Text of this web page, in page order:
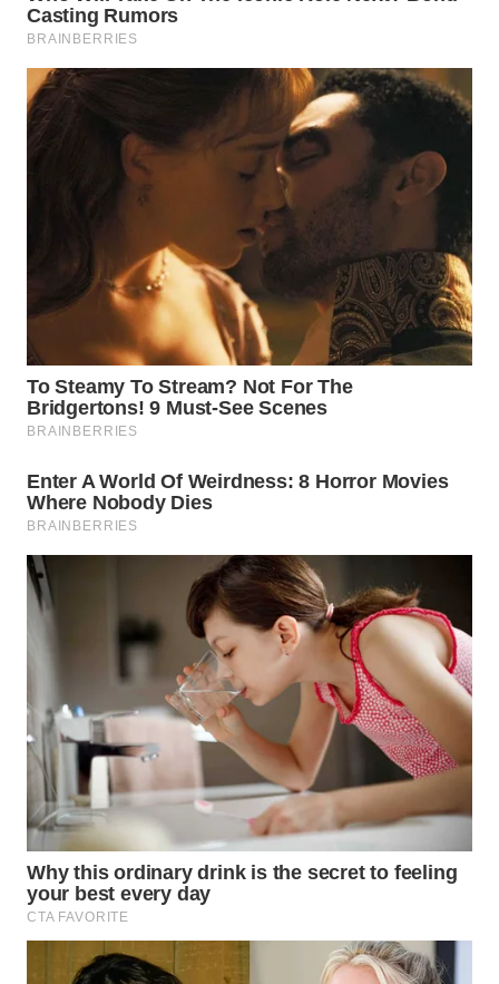
WN
PRIANGAN
TIMUR
WN
MADURA
WN
SURABAYA
WN
NATUNA
WN
MANDALIKA
WN
LIKUPANG
WN
LABUANBAJO
WN